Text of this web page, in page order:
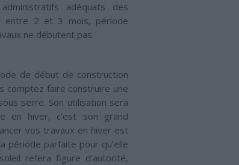
adéquats des
entre 2 et 3 mois, période
ne débutent pas.
de début de construction
comptez faire construire une
serre. Son utilisation sera
en hiver, c’est son grand
vos travaux en hiver est
période parfaite pour qu’elle
refera figure d’autorité,